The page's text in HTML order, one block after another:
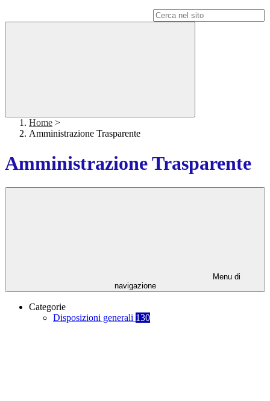
Home >
Amministrazione Trasparente
Amministrazione Trasparente
Menu di
navigazione
Categorie
Disposizioni generali 130